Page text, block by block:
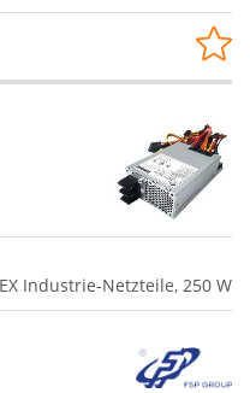
Industrie-Netzteile, 250 W